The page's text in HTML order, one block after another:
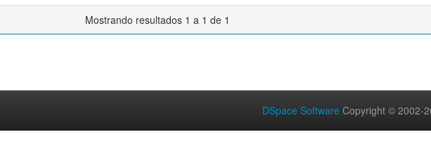
Mostrando resultados 1 a 1 de 1
DSpace Software Copyright © 2002-